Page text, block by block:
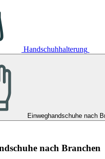
Handschuhhalterung
Einweghandschuhe nach
nach Branchen